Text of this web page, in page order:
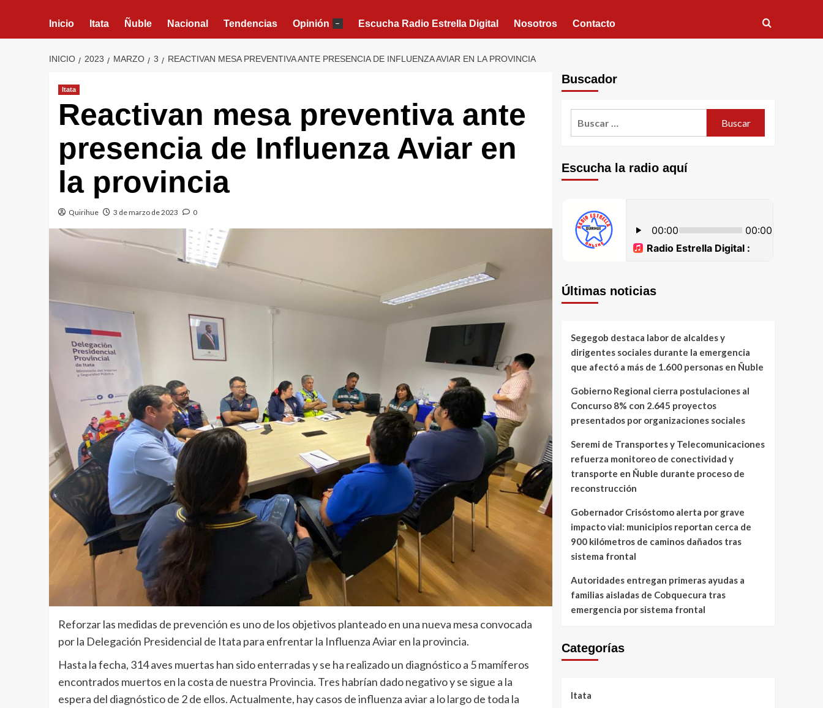
Inicio Itata Ñuble Nacional Tendencias Opinión – Escucha Radio Estrella Digital Nosotros Contacto
INICIO 2023 MARZO 3 REACTIVAN MESA PREVENTIVA ANTE PRESENCIA DE INFLUENZA AVIAR EN LA PROVINCIA
Itata
Reactivan mesa preventiva ante
presencia de Influenza Aviar en
la provincia
Quirihue 3 de marzo de 2023 0
Reforzar las medidas de prevención es uno de los objetivos planteado en una nueva mesa convocada
por la Delegación Presidencial de Itata para enfrentar la Influenza Aviar en la provincia.
Hasta la fecha, 314 aves muertas han sido enterradas y se ha realizado un diagnóstico a 5 mamíferos
encontrados muertos en la costa de nuestra Provincia. Tres habrían dado negativo y se sigue a la
espera del diagnóstico de 2 de ellos. Actualmente, hay casos de influenza aviar a lo largo de toda la
Buscador
Escucha la radio aquí
Últimas noticias
Segegob destaca labor de alcaldes y
dirigentes sociales durante la emergencia
que afectó a más de 1.600 personas en Ñuble
Gobierno Regional cierra postulaciones al
Concurso 8% con 2.645 proyectos
presentados por organizaciones sociales
Seremi de Transportes y Telecomunicaciones
refuerza monitoreo de conectividad y
transporte en Ñuble durante proceso de
reconstrucción
Gobernador Crisóstomo alerta por grave
impacto vial: municipios reportan cerca de
900 kilómetros de caminos dañados tras
sistema frontal
Autoridades entregan primeras ayudas a
familias aisladas de Cobquecura tras
emergencia por sistema frontal
Categorías
Itata